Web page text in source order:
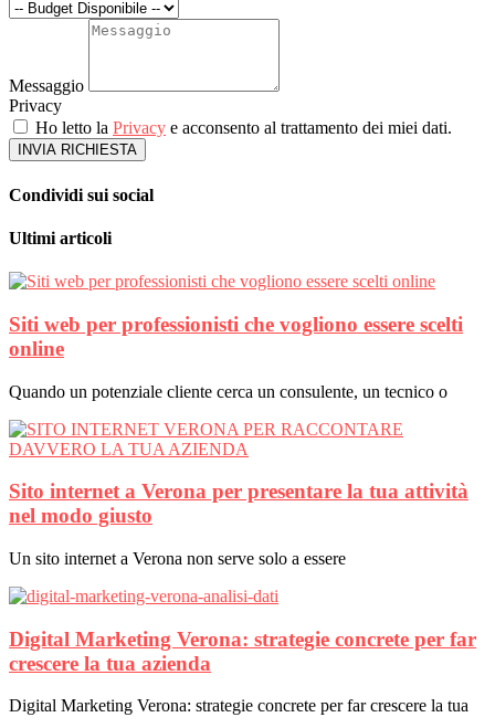
Messaggio
Privacy
Ho letto la Privacy e acconsento al trattamento dei miei dati.
INVIA RICHIESTA
Condividi sui social
Ultimi articoli
Siti web per professionisti che vogliono essere scelti
online
Quando un potenziale cliente cerca un consulente, un tecnico o
Sito internet a Verona per presentare la tua attività
nel modo giusto
Un sito internet a Verona non serve solo a essere
Digital Marketing Verona: strategie concrete per far
crescere la tua azienda
Digital Marketing Verona: strategie concrete per far crescere la tua